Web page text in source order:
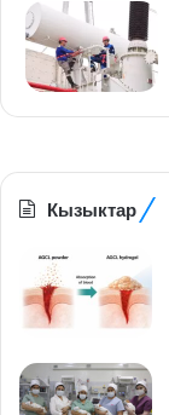
Кызыктар